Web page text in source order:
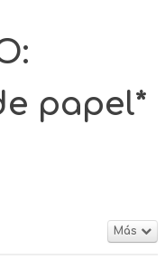
papel*
Más